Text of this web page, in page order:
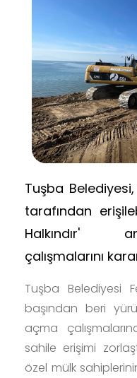
Tuşba Belediyesi,
tarafından
Halkındır'
çalışmalarını
Tuşba Belediyesi
başından beri
açma
sahile erişimi
özel mülk